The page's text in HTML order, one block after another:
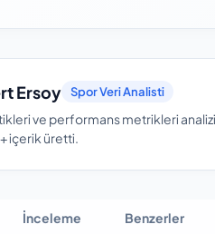
Ersoy Spor Veri Analisti
ve performans metrikleri analizi
içerik üretti.
İnceleme Benzerler